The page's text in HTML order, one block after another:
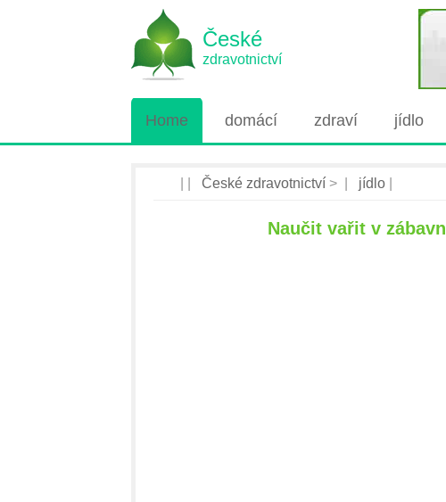
České
zdravotnictví
Home domácí zdraví jídlo
České zdravotnictví > | jídlo
Naučit vařit v